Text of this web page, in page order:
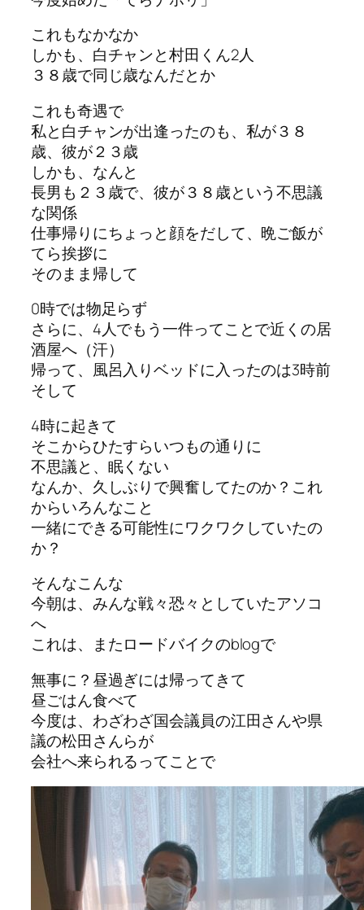
これもなかなか
しかも、白チャンと村田くん2人
３８歳で同じ歳なんだとか
これも奇遇で
私と白チャンが出逢ったのも、私が３８
歳、彼が２３歳
しかも、なんと
長男も２３歳で、彼が３８歳という不思議
な関係
仕事帰りにちょっと顔をだして、晩ご飯が
てら挨拶に
そのまま帰して
0時では物足らず
さらに、4人でもう一件ってことで近くの居
酒屋へ（汗）
帰って、風呂入りベッドに入ったのは3時前
そして
4時に起きて
そこからひたすらいつもの通りに
不思議と、眠くない
なんか、久しぶりで興奮してたのか？これ
からいろんなこと
一緒にできる可能性にワクワクしていたの
か？
そんなこんな
今朝は、みんな戦々恐々としていたアソコ
へ
これは、またロードバイクのblogで
無事に？昼過ぎには帰ってきて
昼ごはん食べて
今度は、わざわざ国会議員の江田さんや県
議の松田さんらが
会社へ来られるってことで